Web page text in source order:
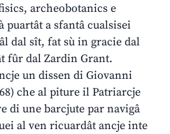
archeobotanics e
puartât a sfantâ cualsisei
dal sît, fat sù in gracie dal
fûr dal Zardin Grant.
un dissen di Giovanni
che al piture il Patriarcje
di une barcjute par navigâ
al ven ricuardât ancje inte